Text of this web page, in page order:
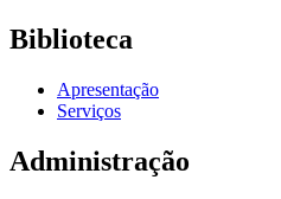
Biblioteca
Apresentação
Serviços
Administração